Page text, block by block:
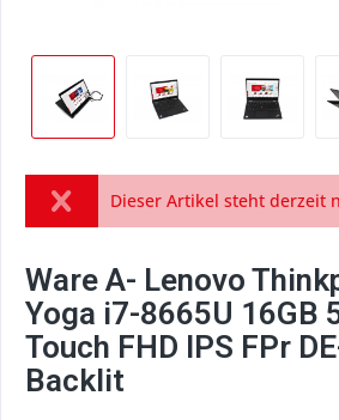
Dieser Artikel steht derzeit
Ware A- Lenovo
Yoga i7-8665U 16GB
Touch FHD IPS FPr
Backlit